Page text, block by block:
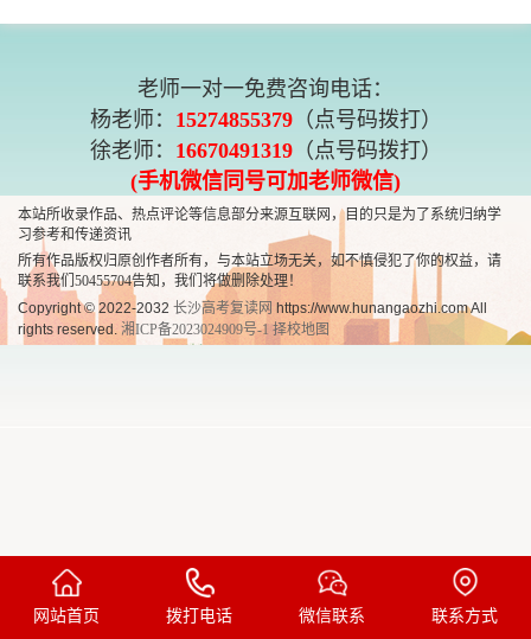
老师一对一免费咨询电话：
杨老师： 15274855379（点号码拨打）
徐老师： 16670491319（点号码拨打）
(手机微信同号可加老师微信)
本站所收录作品、热点评论等信息部分来源互联网，目的只是为了系统归纳学
习参考和传递资讯
所有作品版权归原创作者所有，与本站立场无关，如不慎侵犯了你的权益，请
联系我们50455704告知，我们将做删除处理！
Copyright © 2022-2032 长沙高考复读网 https://www.hunangaozhi.com All
rights reserved. 湘ICP备2023024909号-1 择校地图
网站首页 拨打电话 微信联系 联系方式